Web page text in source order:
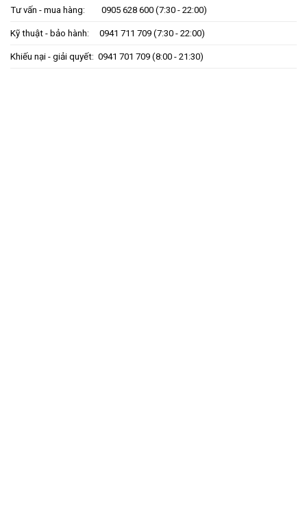
Tư vấn - mua hàng: 0905 628 600 (7:30 - 22:00)
Kỹ thuật - bảo hành: 0941 711 709 (7:30 - 22:00)
Khiếu nại - giải quyết: 0941 701 709 (8:00 - 21:30)